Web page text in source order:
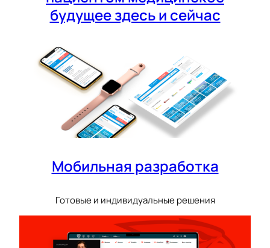
будущее здесь и сейчас
Мобильная разработка
Готовые и индивидуальные решения